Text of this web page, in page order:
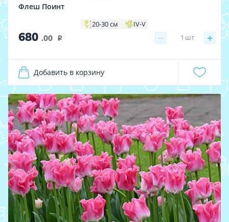
Флеш Поинт
20-30 см IV-V
680 .00 i − +
1 шт
Добавить в корзину